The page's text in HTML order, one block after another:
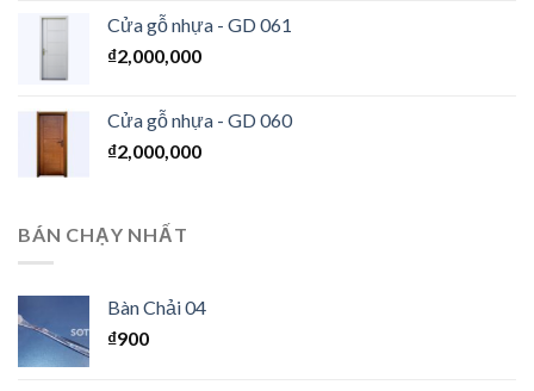
Cửa gỗ nhựa - GD 061
₫2,000,000
Cửa gỗ nhựa - GD 060
₫2,000,000
BÁN CHẠY NHẤT
Bàn Chải 04
₫900